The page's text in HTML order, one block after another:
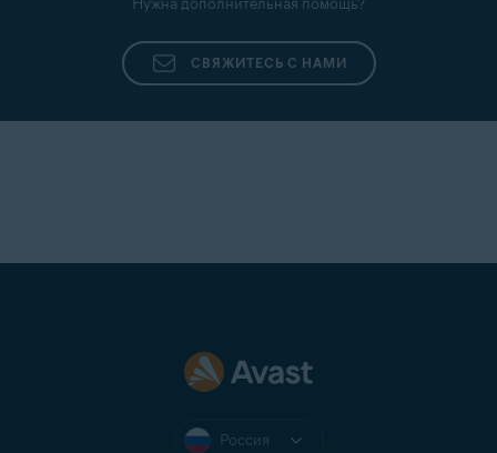
СВЯЖИТЕСЬ С НАМИ
Россия